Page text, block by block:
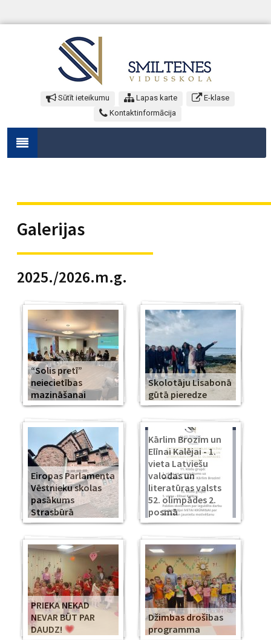
Sūtīt ieteikumu Lapas karte
E-klase
Kontaktinformācija
Galerijas
2025./2026.m.g.
“Solis pretī”
neiecietības
mazināšanai
Skolotāju Lisabonā
gūtā pieredze
Eiropas Parlamenta
Vēstnieku skolas
pasākums
Strasbūrā
Kārlim Brozim un
Elīnai Kalējai - 1.
vieta Latviešu
valodas un
literatūras valsts
52. olimpādes 2.
posmā
PRIEKA NEKAD
NEVAR BŪT PAR
DAUDZ!
Džimbas drošības
programma